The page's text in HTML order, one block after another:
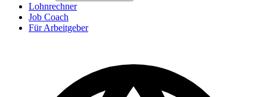
Lohnrechner
Job Coach
Für Arbeitgeber